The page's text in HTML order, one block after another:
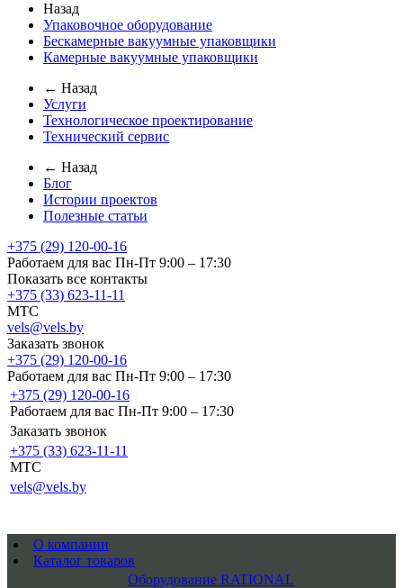
Назад
Упаковочное оборудование
Бескамерные вакуумные упаковщики
Камерные вакуумные упаковщики
← Назад
Услуги
Технологическое проектирование
Технический сервис
← Назад
Блог
Истории проектов
Полезные статьи
+375 (29) 120-00-16
Работаем для вас Пн-Пт 9:00 – 17:30
Показать все контакты
+375 (33) 623-11-11
MTC
vels@vels.by
Заказать звонок
+375 (29) 120-00-16
Работаем для вас Пн-Пт 9:00 – 17:30
+375 (29) 120-00-16
Работаем для вас Пн-Пт 9:00 – 17:30
Заказать звонок
+375 (33) 623-11-11
MTC
vels@vels.by
О компании
Каталог товаров
Оборудование RATIONAL